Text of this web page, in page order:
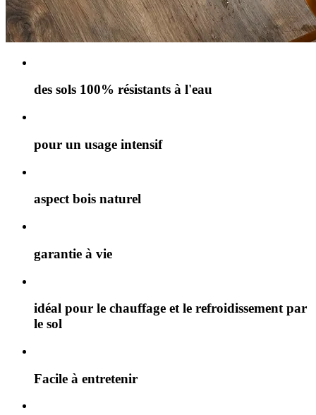
des sols 100% résistants à l'eau
pour un usage intensif
aspect bois naturel
garantie à vie
idéal pour le chauffage et le refroidissement par
le sol
Facile à entretenir